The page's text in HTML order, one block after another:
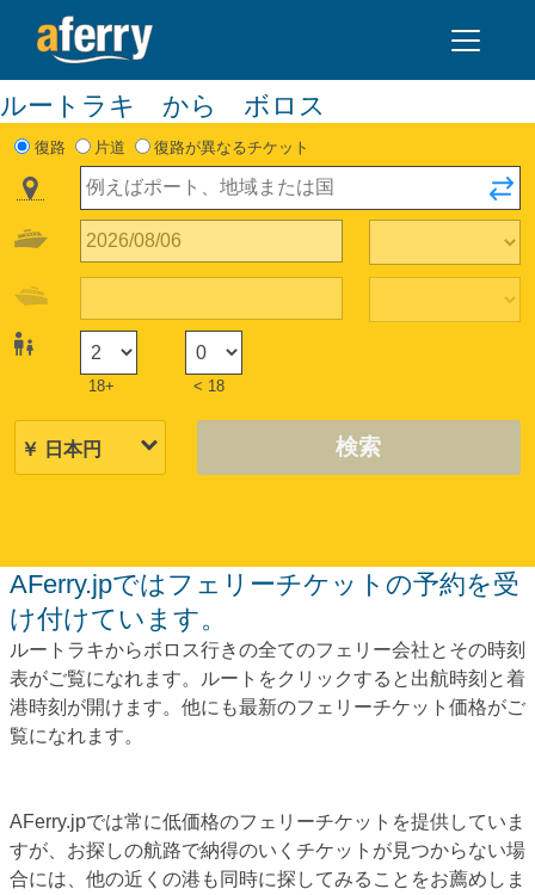
ルートラキ から ボロス
復路 片道 復路が異なるチケット
18+ < 18
検索
AFerry.jpではフェリーチケットの予約を受
け付けています。
ルートラキからボロス行きの全てのフェリー会社とその時刻
表がご覧になれます。ルートをクリックすると出航時刻と着
港時刻が開けます。他にも最新のフェリーチケット価格がご
覧になれます。
AFerry.jpでは常に低価格のフェリーチケットを提供していま
すが、お探しの航路で納得のいくチケットが見つからない場
合には、他の近くの港も同時に探してみることをお薦めしま